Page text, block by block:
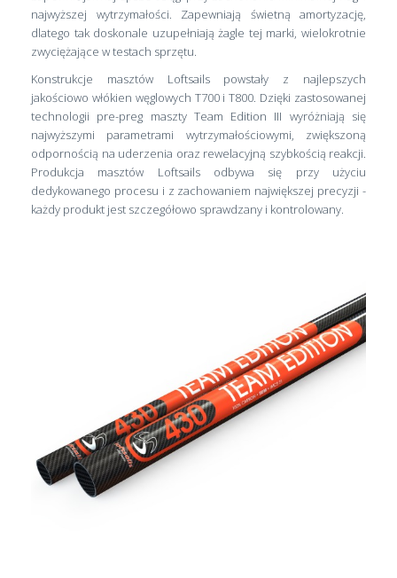
najwyższej wytrzymałości. Zapewniają świetną amortyzację,
dlatego tak doskonale uzupełniają żagle tej marki, wielokrotnie
zwyciężające w testach sprzętu.
Konstrukcje masztów Loftsails powstały z najlepszych
jakościowo włókien węglowych T700 i T800. Dzięki zastosowanej
technologii pre-preg maszty Team Edition III wyróżniają się
najwyższymi parametrami wytrzymałościowymi, zwiększoną
odpornością na uderzenia oraz rewelacyjną szybkością reakcji.
Produkcja masztów Loftsails odbywa się przy użyciu
dedykowanego procesu i z zachowaniem największej precyzji -
każdy produkt jest szczegółowo sprawdzany i kontrolowany.